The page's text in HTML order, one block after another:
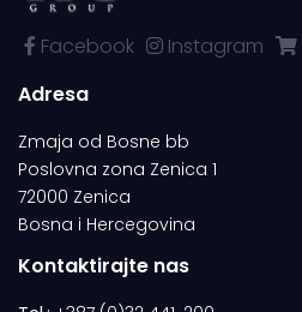
Facebook Instagram
Adresa
Zmaja od Bosne bb
Poslovna zona Zenica 1
72000 Zenica
Bosna i Hercegovina
Kontaktirajte nas